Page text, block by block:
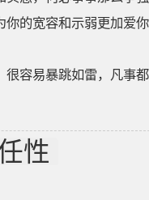
的宽容和示弱更加爱
容易暴跳如雷，凡事
性